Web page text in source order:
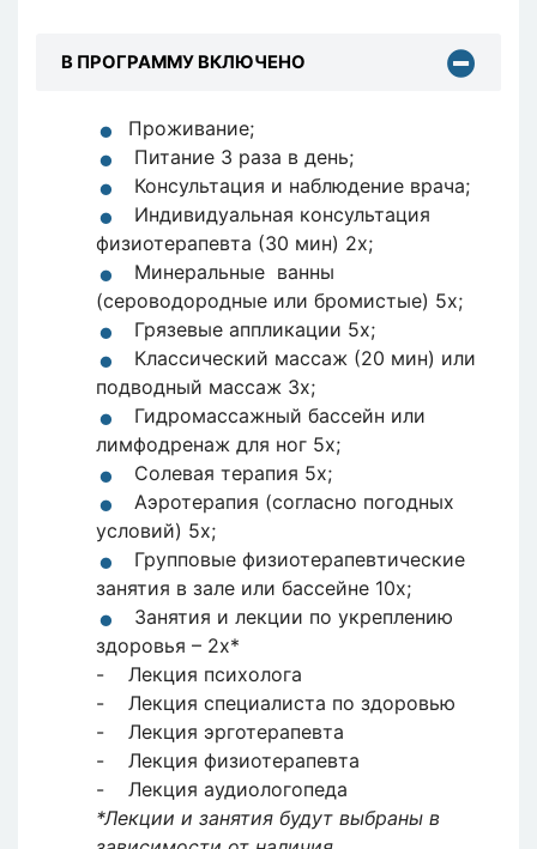
В ПРОГРАММУ ВКЛЮЧЕНО
Проживание;
Питание 3 раза в день;
Консультация и наблюдение врача;
Индивидуальная консультация
физиотерапевта (30 мин) 2х;
Минеральные ванны
(сероводородные или бромистые) 5х;
Грязевые аппликации 5x;
Классический массаж (20 мин) или
подводный массаж 3x;
Гидромассажный бассейн или
лимфодренаж для ног 5x;
Солевая терапия 5x;
Аэротерапия (согласно погодных
условий) 5x;
Групповые физиотерапевтические
занятия в зале или бассейне 10x;
Занятия и лекции по укреплению
здоровья – 2x*
- Лекция психолога
- Лекция специалиста по здоровью
- Лекция эрготерапевта
- Лекция физиотерапевта
- Лекция аудиологопеда
*Лекции и занятия будут выбраны в